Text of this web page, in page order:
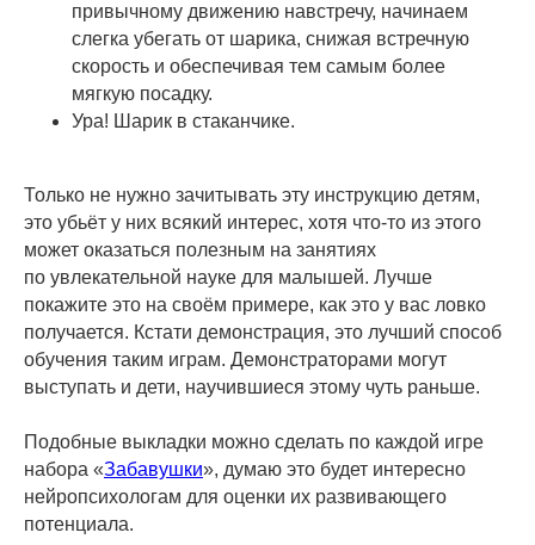
привычному движению навстречу, начинаем
слегка убегать от шарика, снижая встречную
скорость и обеспечивая тем самым более
мягкую посадку.
Ура! Шарик в стаканчике.
Только не нужно зачитывать эту инструкцию детям,
это убьёт у них всякий интерес, хотя что-то из этого
может оказаться полезным на занятиях
по увлекательной науке для малышей. Лучше
покажите это на своём примере, как это у вас ловко
получается. Кстати демонстрация, это лучший способ
обучения таким играм. Демонстраторами могут
выступать и дети, научившиеся этому чуть раньше.
Подобные выкладки можно сделать по каждой игре
набора «Забавушки», думаю это будет интересно
нейропсихологам для оценки их развивающего
потенциала.